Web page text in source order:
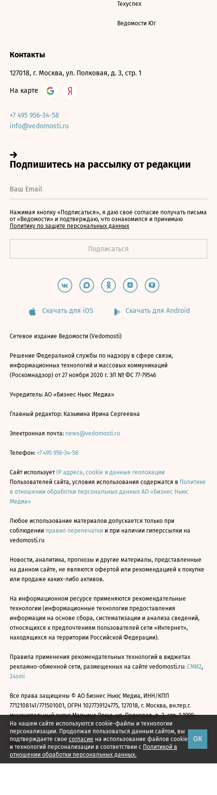
На нашем сайте используются cookie-файлы и технологии
персонализации. Продолжая пользоваться данным сайтом, вы
подтверждаете свое согласие на использование файлов cookie
и технологий персонализации в соответствии с Политикой в
отношении обработки персональных данных.
ОК
Техуспех
Ведомости Юг
Контакты
127018, г. Москва, ул. Полковая, д. 3, стр. 1
На карте
+7 495 956-34-58
info@vedomosti.ru
Нажимая кнопку «Подписаться», я даю свое согласие получать письма
от «Ведомости» и подтверждаю, что ознакомился и принимаю
Политику по защите персональных данных
Скачать для iOS Скачать для Android
Сетевое издание Ведомости (Vedomosti)
Решение Федеральной службы по надзору в сфере связи,
информационных технологий и массовых коммуникаций
(Роскомнадзор) от 27 ноября 2020 г. ЭЛ № ФС 77-79546
Учредитель: АО «Бизнес Ньюс Медиа»
Главный редактор: Казьмина Ирина Сергеевна
Электронная почта: news@vedomosti.ru
Телефон: +7 495 956-34-58
Сайт использует IP адреса, cookie и данные геолокации
Пользователей сайта, условия использования содержатся в Политике
в отношении обработки персональных данных АО «Бизнес Ньюс
Медиа»
Любое использование материалов допускается только при
соблюдении правил перепечатки и при наличии гиперссылки на
vedomosti.ru
Новости, аналитика, прогнозы и другие материалы, представленные
на данном сайте, не являются офертой или рекомендацией к покупке
или продаже каких-либо активов.
На информационном ресурсе применяются рекомендательные
технологии (информационные технологии предоставления
информации на основе сбора, систематизации и анализа сведений,
относящихся к предпочтениям пользователей сети «Интернет»,
находящихся на территории Российской Федерации).
Правила применения рекомендательных технологий в виджетах
рекламно-обменной сети, размещенных на сайте vedomosti.ru: СМИ2,
24smi
Все права защищены © АО Бизнес Ньюс Медиа, ИНН/КПП
7712108141/771501001, ОГРН 1027739124775, 127018, г. Москва, вн.тер.г.
муниципальный округ Марьина Роща, ул. Полковая, д. 3, стр. 1 1999—
2026